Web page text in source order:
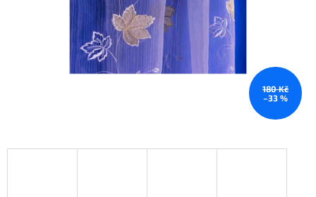
180 Kč
–33 %